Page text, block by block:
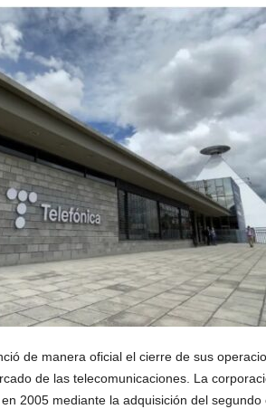
de manera oficial el cierre de sus
de las telecomunicaciones. La
2005 mediante la adquisición del